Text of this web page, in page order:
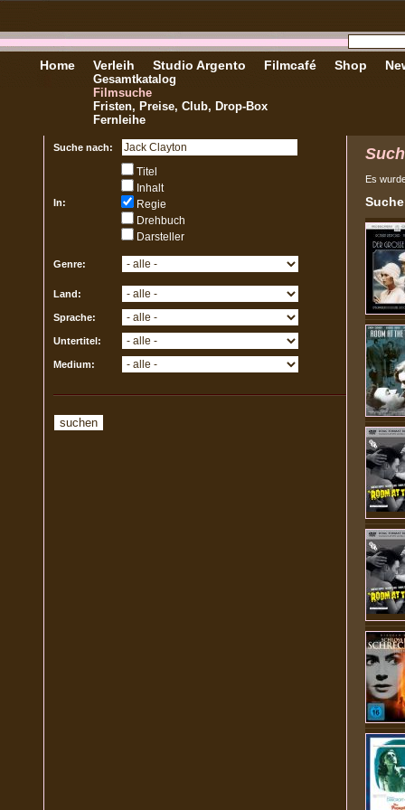
Home Verleih
Gesamtkatalog
Filmsuche
Fristen, Preise, Club, Drop-Box
Fernleihe
Studio Argento Filmcafé Shop
Suche nach:
In:
Titel
Inhalt
Regie
Drehbuch
Darsteller
Genre:
Land:
Sprache:
Untertitel:
Medium:
Es